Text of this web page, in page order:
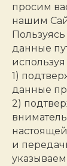
просим
нашим
данные
1)
данные
2)
и